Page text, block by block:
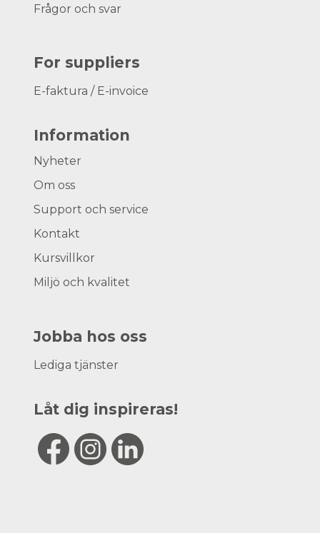
Frågor och svar
For suppliers
E-faktura / E-invoice
Information
Nyheter
Om oss
Support och service
Kontakt
Kursvillkor
Miljö och kvalitet
Jobba hos oss
Lediga tjänster
Låt dig inspireras!